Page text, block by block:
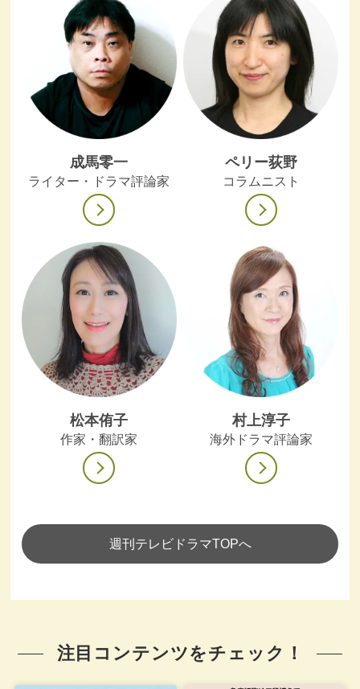
成馬零一
ライター・ドラマ評論家
ペリー荻野
コラムニスト
松本侑子
作家・翻訳家
村上淳子
海外ドラマ評論家
週刊テレビドラマTOPへ
注目コンテンツをチェック！